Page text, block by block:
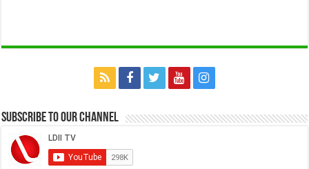
Subscribe to our Channel